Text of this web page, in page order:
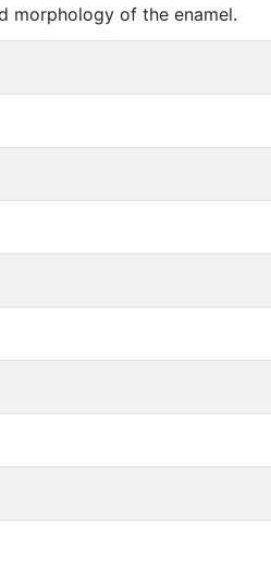
morphology of the enamel.